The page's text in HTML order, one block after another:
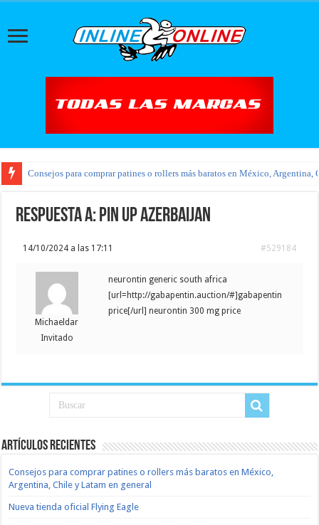
Consejos para comprar patines o rollers más baratos en México, Argentina,
Respuesta a: pin up azerbaijan
14/10/2024 a las 17:11 #529184
Michaeldar
Invitado
neurontin generic south africa
[url=http://gabapentin.auction/#]gabapentin
price[/url] neurontin 300 mg price
Artículos recientes
Consejos para comprar patines o rollers más baratos en México,
Argentina, Chile y Latam en general
Nueva tienda oficial Flying Eagle